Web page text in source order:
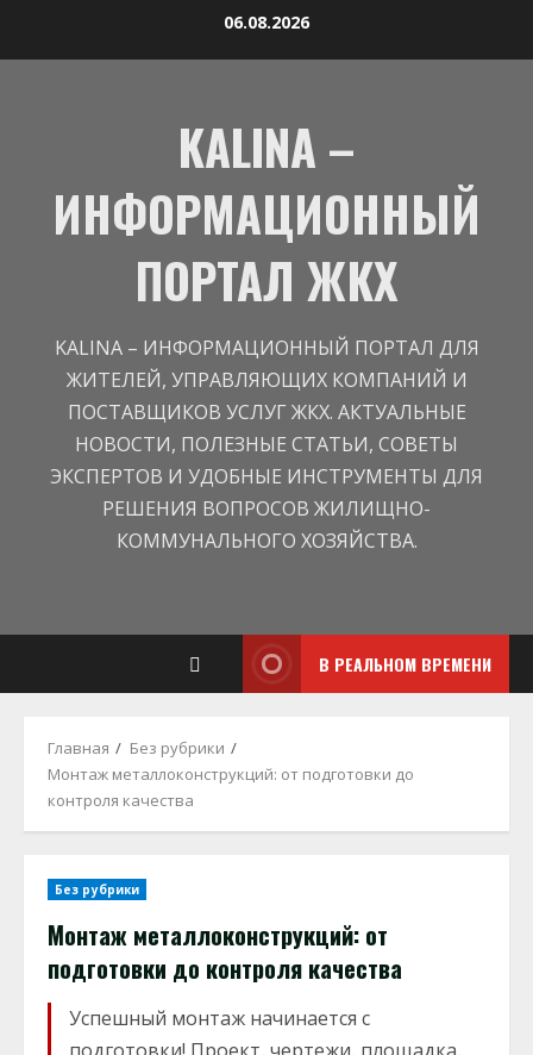
06.08.2026
KALINA –
ИНФОРМАЦИОННЫЙ
ПОРТАЛ ЖКХ
KALINA – ИНФОРМАЦИОННЫЙ ПОРТАЛ ДЛЯ
ЖИТЕЛЕЙ, УПРАВЛЯЮЩИХ КОМПАНИЙ И
ПОСТАВЩИКОВ УСЛУГ ЖКХ. АКТУАЛЬНЫЕ
НОВОСТИ, ПОЛЕЗНЫЕ СТАТЬИ, СОВЕТЫ
ЭКСПЕРТОВ И УДОБНЫЕ ИНСТРУМЕНТЫ ДЛЯ
РЕШЕНИЯ ВОПРОСОВ ЖИЛИЩНО-
КОММУНАЛЬНОГО ХОЗЯЙСТВА.
В РЕАЛЬНОМ ВРЕМЕНИ
Главная
Без рубрики
Монтаж металлоконструкций: от подготовки до
контроля качества
Без рубрики
Монтаж металлоконструкций: от
подготовки до контроля качества
Успешный монтаж начинается с